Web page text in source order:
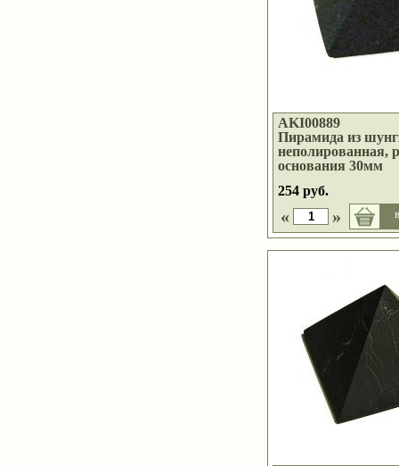
AKI00889
Пирамида из
неполированная,
основания 30мм
254 руб.
« »